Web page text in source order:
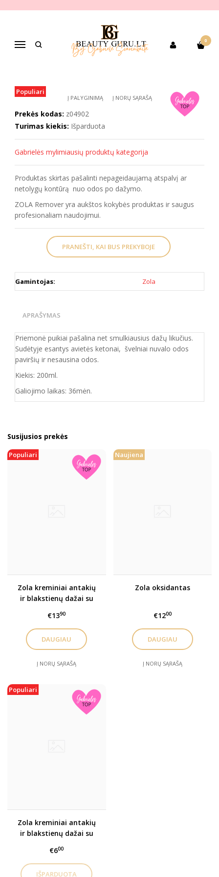
Navigacija
0
Pagrindinis PREKIŲ KATEGORIJOS Pagal gamintoją
Zola
ZOLA COLOR REMOVER DAŽŲ
Populiari
Į PALYGINIMĄ Į NORŲ SĄRAŠĄ
Prekės kodas: z04902
Turimas kiekis: Išparduota
Gabrielės mylimiausių produktų kategorija
Produktas skirtas pašalinti nepageidaujamą atspalvį ar
netolygų kontūrą nuo odos po dažymo.
ZOLA Remover yra aukštos kokybės produktas ir saugus
profesionaliam naudojimui.
PRANEŠTI, KAI BUS PREKYBOJE
Gamintojas: Zola
APRAŠYMAS
Priemonė puikiai pašalina net smulkiausius dažų likučius.
Sudėtyje esantys avietės ketonai, švelniai nuvalo odos
paviršių ir nesausina odos.
Kiekis: 200ml.
Galiojimo laikas: 36mėn.
Susijusios prekės
Populiari
Zola kreminiai antakių
ir blakstienų dažai su
€1390
DAUGIAU
Į NORŲ SĄRAŠĄ
Naujiena
Zola oksidantas
€1200
DAUGIAU
Į NORŲ SĄRAŠĄ
Populiari
Zola kreminiai antakių
ir blakstienų dažai su
€600